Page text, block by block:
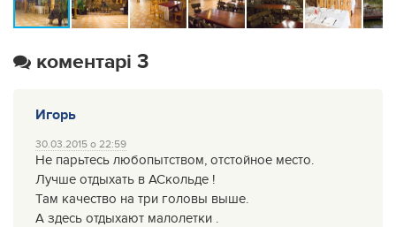
коментарі 3
Игорь
30.03.2015 о 22:59
Не парьтесь любопытством, отстойное место.
Лучше отдыхать в АСкольде !
Там качество на три головы выше.
А здесь отдыхают малолетки .